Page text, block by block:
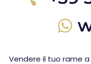
Vendere il tuo rame